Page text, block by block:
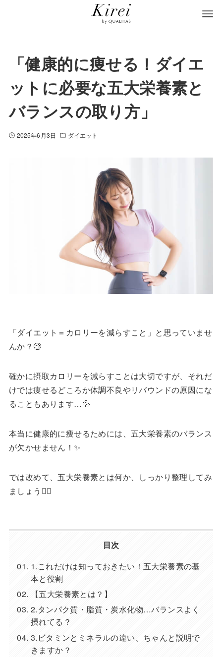
「健康的に痩せる！ダイエ
ットに必要な五大栄養素と
バランスの取り方」
2025年6月3日 ダイエット
「ダイエット＝カロリーを減らすこと」と思っていませ
んか？🧐
確かに摂取カロリーを減らすことは大切ですが、それだ
けでは痩せるどころか体調不良やリバウンドの原因にな
ることもあります…💦
本当に健康的に痩せるためには、五大栄養素のバランス
が欠かせません！✨
では改めて、五大栄養素とは何か、しっかり整理してみ
ましょう🙋‍♀️
目次
1.これだけは知っておきたい！五大栄養素の基
本と役割
【五大栄養素とは？】
2.タンパク質・脂質・炭水化物…バランスよく
摂れてる？
3.ビタミンとミネラルの違い、ちゃんと説明で
きますか？